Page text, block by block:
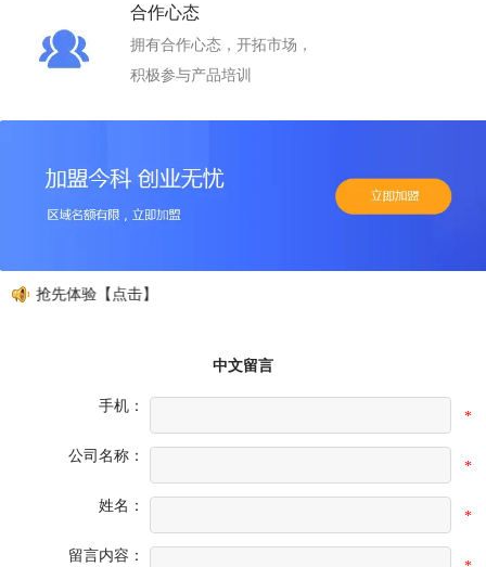
合作心态
拥有合作心态，开拓市场，
积极参与产品培训
，抢先体验【点击】
中文留言
手机：
*
公司名称：
*
姓名：
*
留言内容：